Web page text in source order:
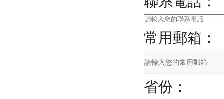
常用郵箱：
省份：